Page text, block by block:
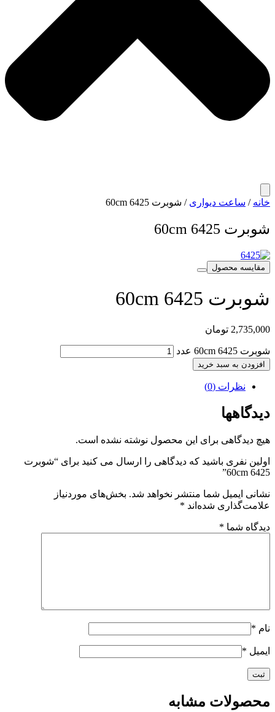
خانه / ساعت دیواری / شوبرت 6425 60cm
شوبرت 6425 60cm
مقایسه محصول
شوبرت 6425 60cm
2,735,000 تومان
شوبرت 6425 60cm عدد
افزودن به سبد خرید
نظرات (0)
دیدگاهها
هیچ دیدگاهی برای این محصول نوشته نشده است.
اولین نفری باشید که دیدگاهی را ارسال می کنید برای “شوبرت
6425 60cm”
نشانی ایمیل شما منتشر نخواهد شد. بخش‌های موردنیاز
علامت‌گذاری شده‌اند *
دیدگاه شما *
نام *
ایمیل *
محصولات مشابه